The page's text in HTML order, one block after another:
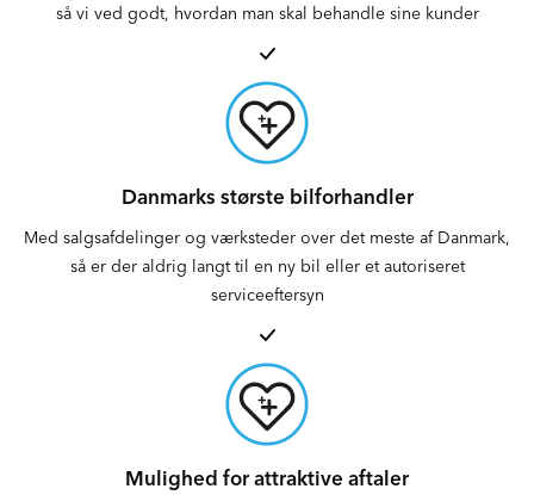
så vi ved godt, hvordan man skal behandle sine kunder
Danmarks største bilforhandler
Med salgsafdelinger og værksteder over det meste af Danmark,
så er der aldrig langt til en ny bil eller et autoriseret
serviceeftersyn
Mulighed for attraktive aftaler